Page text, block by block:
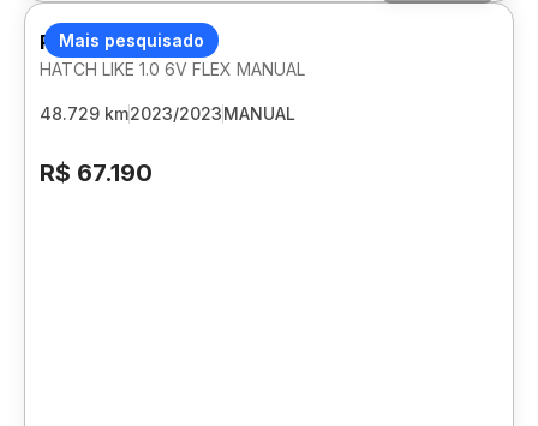
Mais pesquisado
PEUGEOT 208
HATCH LIKE 1.0 6V FLEX MANUAL
48.729 km2023/2023MANUAL
R$ 67.190